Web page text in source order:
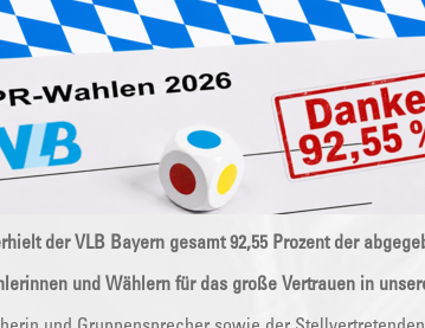
der VLB Bayern gesamt 92,55 Prozent der
und Wählern für das große Vertrauen in